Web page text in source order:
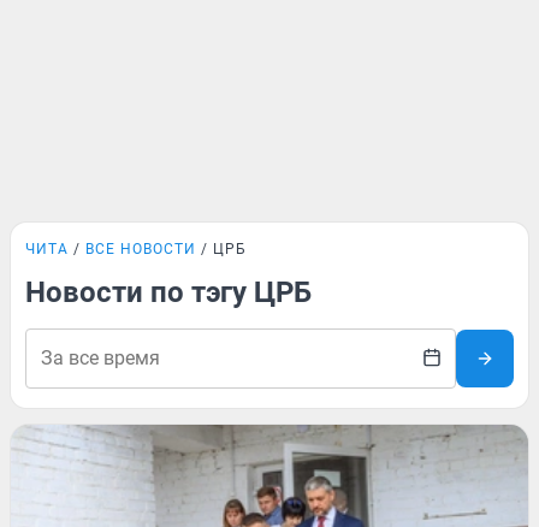
ЧИТА ВСЕ НОВОСТИ ЦРБ
Новости по тэгу ЦРБ